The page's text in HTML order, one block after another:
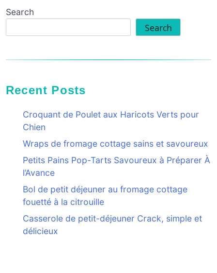
Search
Search
Recent Posts
Croquant de Poulet aux Haricots Verts pour
Chien
Wraps de fromage cottage sains et savoureux
Petits Pains Pop-Tarts Savoureux à Préparer À
l’Avance
Bol de petit déjeuner au fromage cottage
fouetté à la citrouille
Casserole de petit-déjeuner Crack, simple et
délicieux